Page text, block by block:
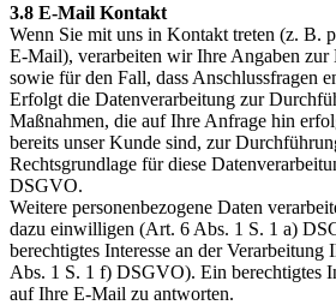
3.8 E-Mail Kontakt
Wenn Sie mit uns in Kontakt treten (z. B.
E-Mail), verarbeiten wir Ihre Angaben zur
sowie für den Fall, dass Anschlussfragen
Erfolgt die Datenverarbeitung zur
Maßnahmen, die auf Ihre Anfrage hin
bereits unser Kunde sind, zur
Rechtsgrundlage für diese
DSGVO.
Weitere personenbezogene Daten
dazu einwilligen (Art. 6 Abs. 1 S. 1 a)
berechtigtes Interesse an der
Abs. 1 S. 1 f) DSGVO). Ein berechtigtes
auf Ihre E-Mail zu antworten.